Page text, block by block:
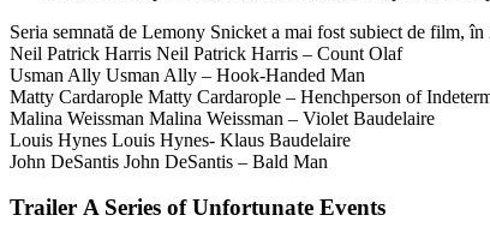
Seria semnată de Lemony Snicket a mai fost subiect de film,
Neil Patrick Harris Neil Patrick Harris – Count Olaf
Usman Ally Usman Ally – Hook-Handed Man
Matty Cardarople Matty Cardarople – Henchperson of
Malina Weissman Malina Weissman – Violet Baudelaire
Louis Hynes Louis Hynes- Klaus Baudelaire
John DeSantis John DeSantis – Bald Man
Trailer A Series of Unfortunate Events